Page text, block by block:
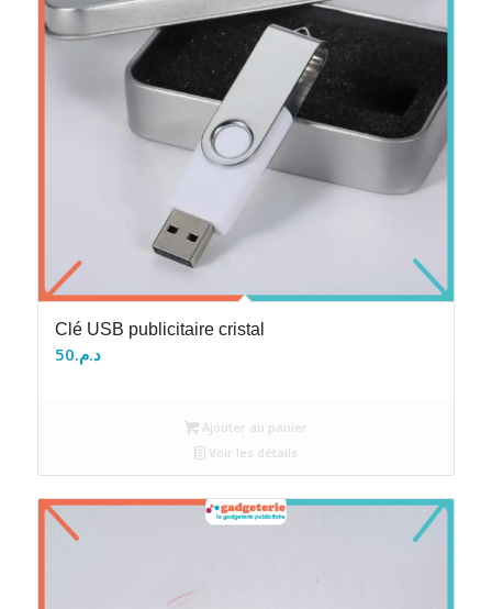
Clé USB publicitaire cristal
د.م.50
Ajouter au panier
Voir les détails